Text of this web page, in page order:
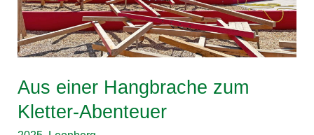
Aus einer Hangbrache zum
Kletter-Abenteuer